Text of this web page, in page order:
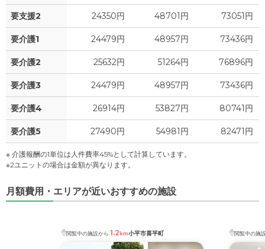
要支援2 24350円 48701円 73051円
要介護1 24479円 48957円 73436円
要介護2 25632円 51264円 76896円
要介護3 24479円 48957円 73436円
要介護4 26914円 53827円 80741円
要介護5 27490円 54981円 82471円
※ 介護報酬の1単位は人件費率45%として計算しています。
※2ユニットの場合は金額が異なります。
月額費用・エリアが近いおすすめの施設
閲覧中の施設から 1.2km小平市喜平町 閲覧中の施